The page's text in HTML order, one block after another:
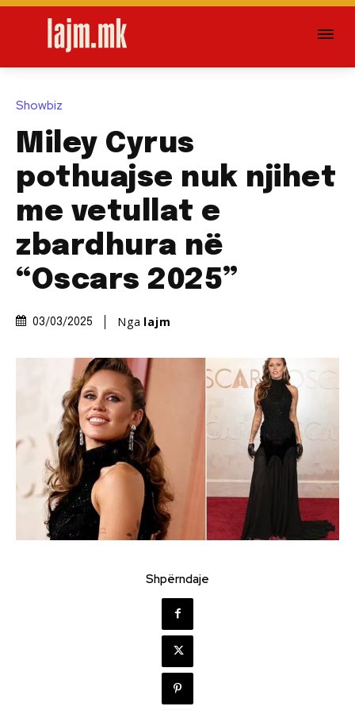
Showbiz
Miley Cyrus
pothuajse nuk njihet
me vetullat e
zbardhura në
“Oscars 2025”
03/03/2025 Nga lajm
Shpërndaje